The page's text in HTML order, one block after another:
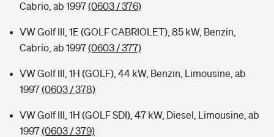
Cabrio, ab 1997(0603 / 376)
VW Golf III, 1E (GOLF CABRIOLET), 85 kW, Benzin,
Cabrio, ab 1997(0603 / 377)
VW Golf III, 1H (GOLF), 44 kW, Benzin, Limousine, ab
1997(0603 / 378)
VW Golf III, 1H (GOLF SDI), 47 kW, Diesel, Limousine, ab
1997(0603 / 379)